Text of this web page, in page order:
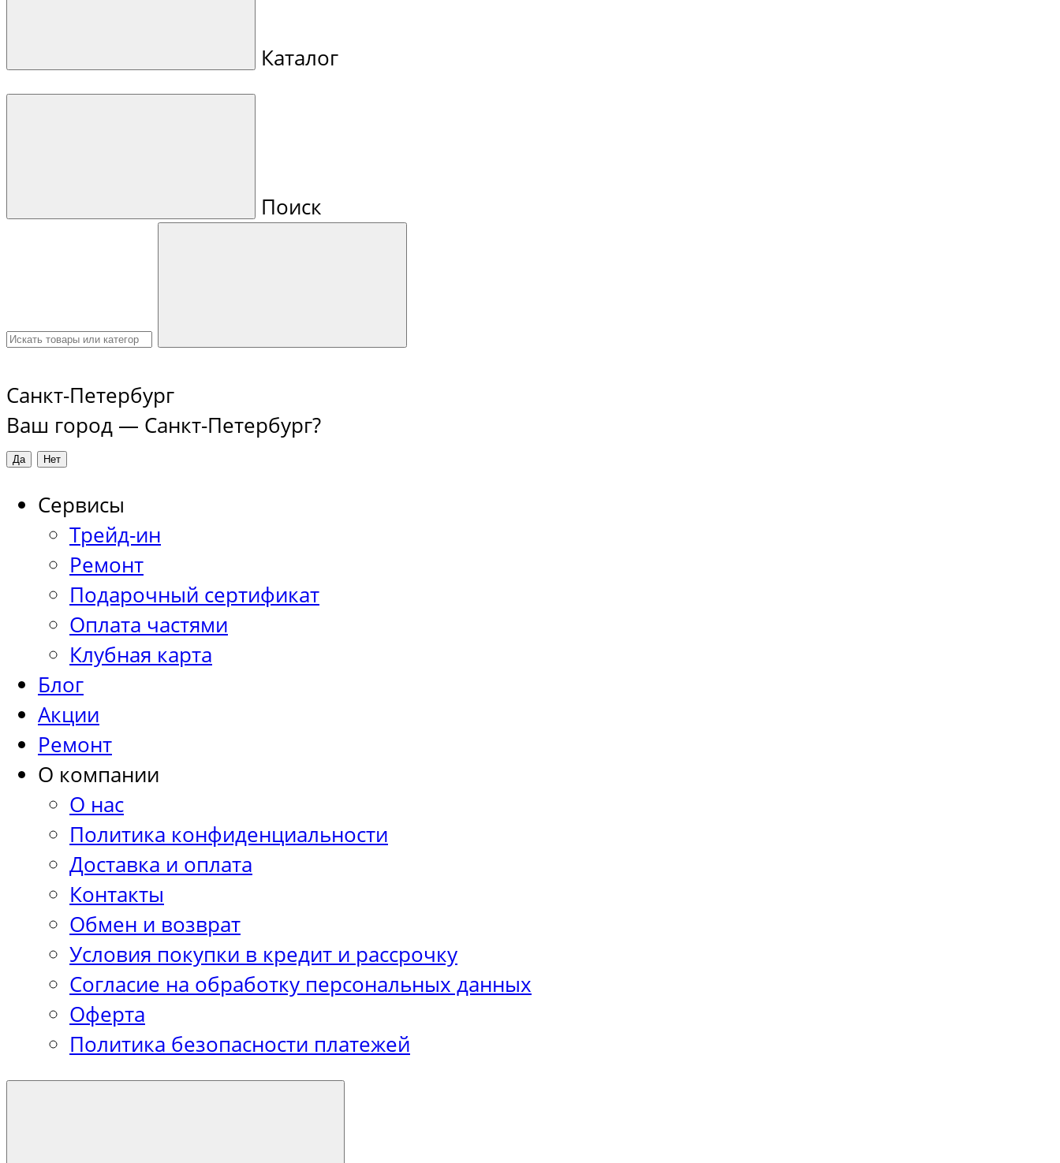
Каталог
Поиск
Санкт-Петербург
Ваш город — Санкт-Петербург?
Сервисы
Трейд-ин
Ремонт
Подарочный сертификат
Оплата частями
Клубная карта
Блог
Акции
Ремонт
О компании
О нас
Политика конфиденциальности
Доставка и оплата
Контакты
Обмен и возврат
Условия покупки в кредит и рассрочку
Согласие на обработку персональных данных
Оферта
Политика безопасности платежей